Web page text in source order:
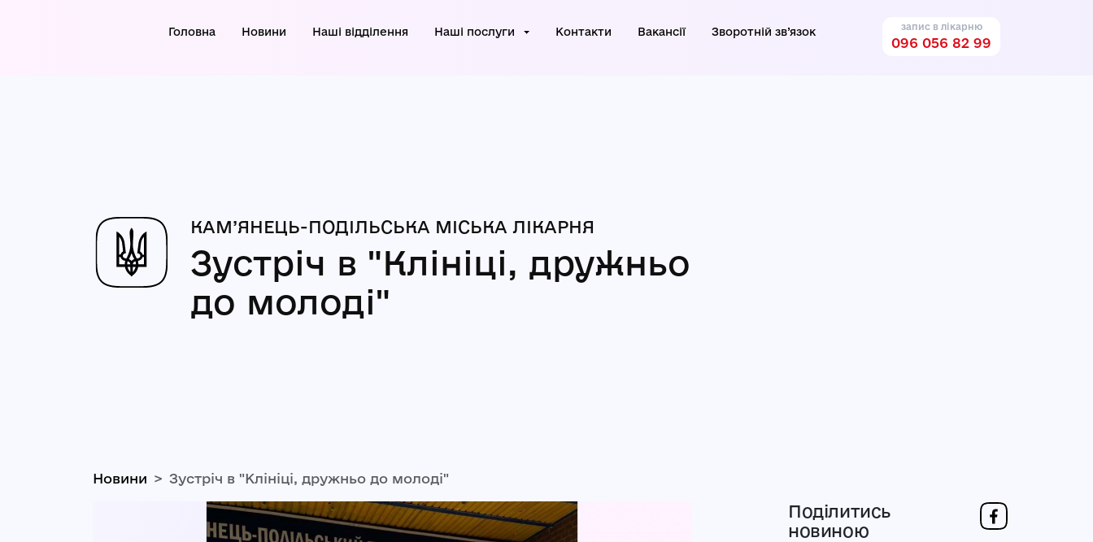
Головна Новини Наші відділення Наші послуги Контакти Вакансії Зворотній зв’язок запис в лікарню
096 056 82 99
КАМ’ЯНЕЦЬ-ПОДІЛЬСЬКА МІСЬКА ЛІКАРНЯ
Зустріч в "Клініці, дружньо
до молоді"
Новини Зустріч в "Клініці, дружньо до молоді"
Поділитись
новиною